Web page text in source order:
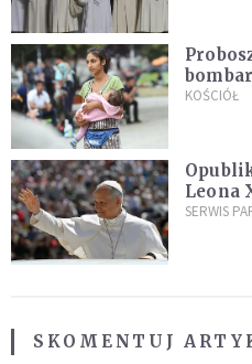
KOŚCIÓŁ
Leona
SERWIS
SKOMENTUJ